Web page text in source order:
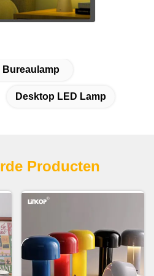
Bureaulamp
Desktop LED Lamp
Producten